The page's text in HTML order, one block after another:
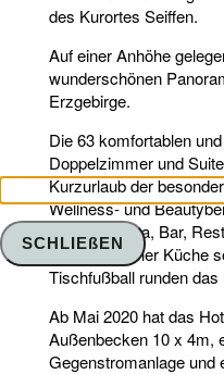
des Kurortes Seiffen.
Auf einer Anhöhe
wunderschönen
Erzgebirge.
Die 63 komfortablen
Doppelzimmer und
Kurzurlaub der
Wellness- und
Trockensauna, Bar,
erzgebirgischer Küche
Tischfußball runden
Ab Mai 2020 hat das
Außenbecken 10 x 4m,
Gegenstromanlage und
SCHLIEßEN